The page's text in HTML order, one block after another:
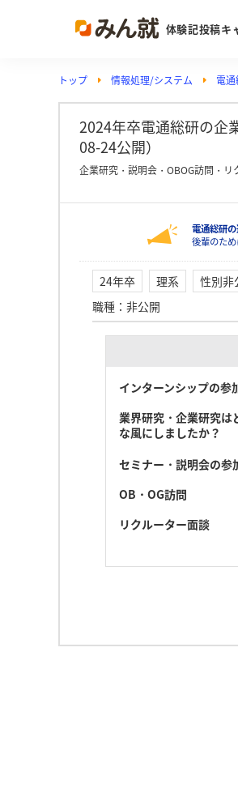
体験記投稿キ
トップ 情報処理/システム 電
2024年卒電通総研の企
08-24公開）
企業研究・説明会・OBOG訪問・リ
電通総研
後輩のた
24年卒 理系 性別非
職種 ： 非公開
インターンシップの参
業界研究・企業研究は
な風にしましたか？
セミナー・説明会の参
OB・OG訪問
リクルーター面談